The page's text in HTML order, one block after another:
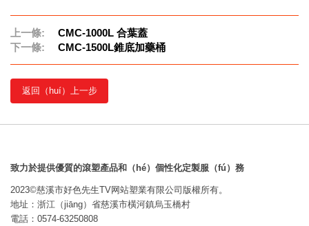
上一條:
CMC-1000L 合葉蓋
下一條:
CMC-1500L錐底加藥桶
返回（huí）上一步
致力於提供優質的滾塑產品和（hé）個性化定製服（fú）務
2023©慈溪市好色先生TV网站塑業有限公司版權所有。
地址：浙江（jiāng）省慈溪市橫河鎮烏玉橋村
電話：0574-63250808